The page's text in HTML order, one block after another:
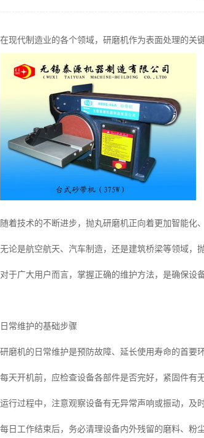
在现代制造业的各个领域，研磨机作为表面处理的关
随着技术的不断进步，抛丸研磨机正向着更加智能
无论是航空航天、汽车制造，还是建筑桥梁等领域，
对于广大用户而言，掌握正确的维护方法，是确保设
日常维护的基础步骤
研磨机的日常维护是预防故障、延长使用寿命的首要环
每天开机前，应检查设备各部件是否完好，紧固件有
运行过程中，注意观察设备有无异常声响或振动，及
每日工作结束后，务必清理设备内外残留的磨料、粉